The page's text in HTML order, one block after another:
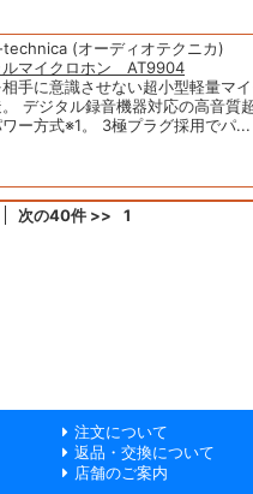
(オーディオテクニカ)
ルマイクロホン AT9904
手に意識させない超小型軽量マ
。 デジタル録音機器対応の高音質
ー方式※1。 3極プラグ採用でパ...
次の40件 >> 1
注文について
返品・交換について
店舗のご案内